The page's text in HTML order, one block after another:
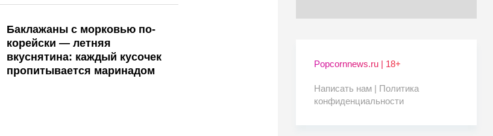
Баклажаны с морковью по-
корейски — летняя
вкуснятина: каждый кусочек
пропитывается маринадом
Popcornnews.ru | 18+
Написать нам | Политика
конфиденциальности